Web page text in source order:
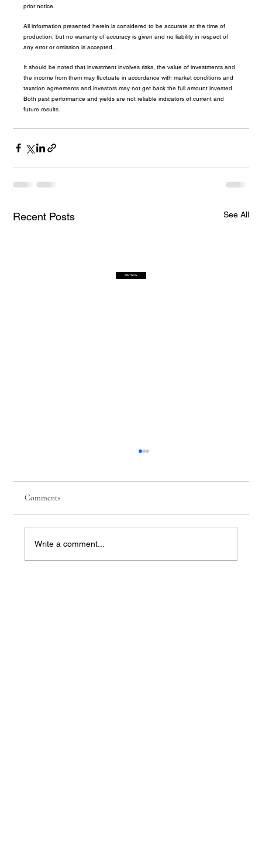
prior notice.
All information presented herein is considered to be accurate at the time of
production, but no warranty of accuracy is given and no liability in respect of
any error or omission is accepted.
It should be noted that investment involves risks, the value of investments and
the income from them may fluctuate in accordance with market conditions and
taxation agreements and investors may not get back the full amount invested.
Both past performance and yields are not reliable indicators of current and
future results.
Recent Posts See All
Comments
Write a comment...
Start Now